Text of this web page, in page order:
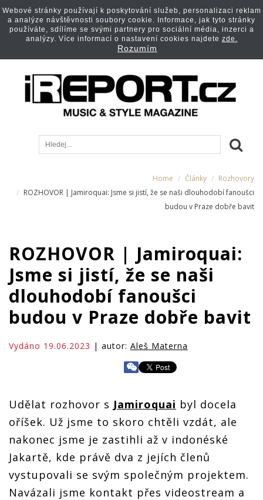
Home Články
Rozhovory
ROZHOVOR | Jamiroquai: Jsme si jistí, že se naši dlouhodobí fanoušci
budou v Praze dobře bavit
ROZHOVOR | Jamiroquai:
Jsme si jistí, že se naši
dlouhodobí fanoušci
budou v Praze dobře bavit
Vydáno 19.06.2023 | autor: Aleš Materna
Udělat rozhovor s Jamiroquai byl docela
oříšek. Už jsme to skoro chtěli vzdát, ale
nakonec jsme je zastihli až v indonéské
Jakartě, kde právě dva z jejích členů
vystupovali se svým společným projektem.
Navázali jsme kontakt přes videostream a
Webové stránky používají k poskytování služeb, personalizaci reklam
a analýze návštěvnosti soubory cookie. Informace, jak tyto stránky
používáte, sdílíme se svými partnery pro sociální média, inzerci a
analýzy. Více informací o nastavení cookies najdete zde.
Rozumím